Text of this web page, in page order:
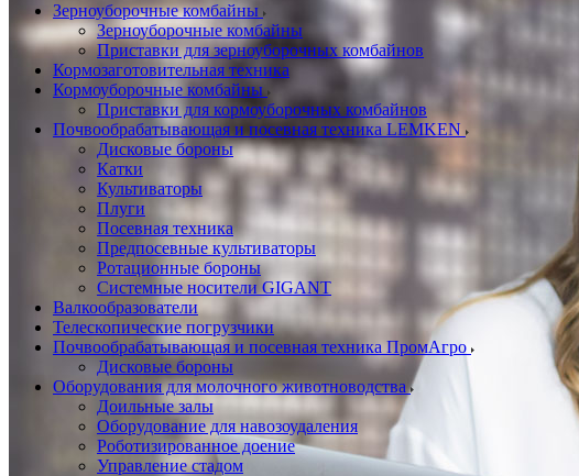
Зерноуборочные комбайны
Зерноуборочные комбайны
Приставки для зерноуборочных комбайнов
Кормозаготовительная техника
Кормоуборочные комбайны
Приставки для кормоуборочных комбайнов
Почвообрабатывающая и посевная техника LEMKEN
Дисковые бороны
Катки
Культиваторы
Плуги
Посевная техника
Предпосевные культиваторы
Ротационные бороны
Системные носители GIGANT
Валкообразователи
Телескопические погрузчики
Почвообрабатывающая и посевная техника ПромАгро
Дисковые бороны
Оборудования для молочного животноводства
Доильные залы
Оборудование для навозоудаления
Роботизированное доение
Управление стадом